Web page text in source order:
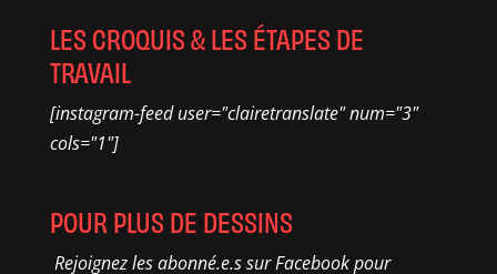
LES CROQUIS & LES ÉTAPES DE
TRAVAIL
[instagram-feed user="clairetranslate" num="3"
cols="1"]
POUR PLUS DE DESSINS
Rejoignez les abonné.e.s sur Facebook pour